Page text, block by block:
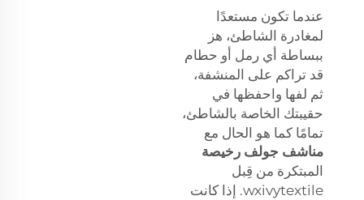
عندما تكون مستعدًا
لمغادرة الشاطئ، هز
ببساطة أي رمل أو حطام
قد تراكم على المنشفة،
ثم لفها واحفظها في
حقيبتك الخاصة بالشاطئ،
تمامًا كما هو الحال مع
مناشف جولف رخيصة
المبتكرة من قِبل
wxivytextile. إذا كانت